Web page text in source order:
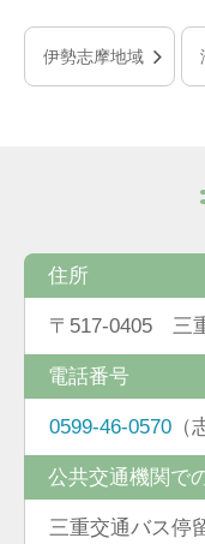
伊勢志摩地域
住所
〒517-0405 三
電話番号
0599-46-0570
公共交通機関で
三重交通バス停